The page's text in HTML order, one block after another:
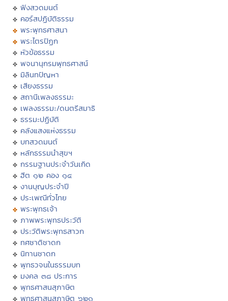
ฟังสวดมนต์
คอร์สปฏิบัติธรรม
พระพุทธศาสนา
พระไตรปิฏก
หัวข้อธรรม
พจนานุกรมพุทธศาสน์
มิลินทปัญหา
เสียงธรรม
สถานีเพลงธรรมะ
เพลงธรรมะ/ดนตรีสมาธิ
ธรรมะปฏิบัติ
คลังแสงแห่งธรรม
บทสวดมนต์
หลักธรรมนำสุขฯ
กรรมฐานประจำวันเกิด
ฮีต ๑๒ คอง ๑๔
งานบุญประจำปี
ประเพณีทั่วไทย
พระพุทธเจ้า
ภาพพระพุทธประวัติ
ประวัติพระพุทธสาวก
ทศชาติชาดก
นิทานชาดก
พุทธวจนในธรรมบท
มงคล ๓๘ ประการ
พุทธศาสนสุภาษิต
พุทธศาสนสุภาษิต ๖๒๑